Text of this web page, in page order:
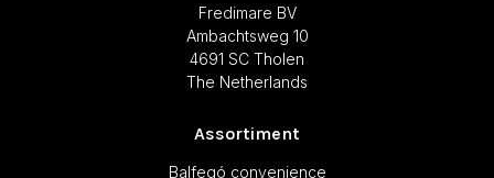
Fredimare BV
Ambachtsweg 10
4691 SC Tholen
The Netherlands
Assortiment
Balfegó convenience